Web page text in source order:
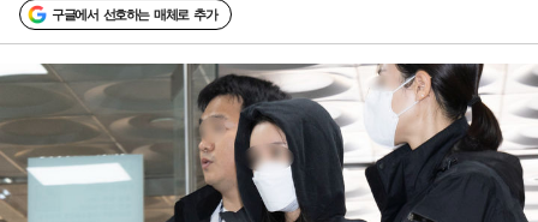
구글에서 선호하는 매체로 추가